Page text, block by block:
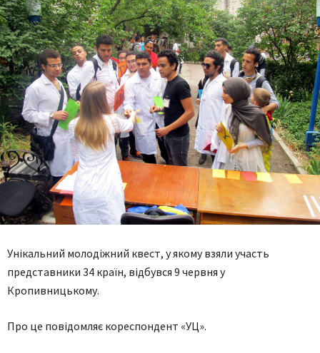
Унікальний молодіжний квест, у якому взяли участь
представники 34 країн, відбувся 9 червня у
Кропивницькому.
Про це повідомляє кореспондент «УЦ».